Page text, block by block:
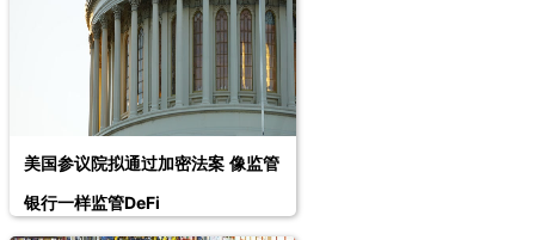
美国参议院拟通过加密法案 像监管
银行一样监管DeFi